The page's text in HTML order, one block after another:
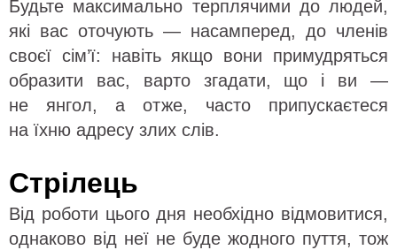
Будьте максимально терплячими до людей,
які вас оточують — насамперед, до членів
своєї сім’ї: навіть якщо вони примудряться
образити вас, варто згадати, що і ви —
не янгол, а отже, часто припускаєтеся
на їхню адресу злих слів.
Стрілець
Від роботи цього дня необхідно відмовитися,
однаково від неї не буде жодного пуття, тож